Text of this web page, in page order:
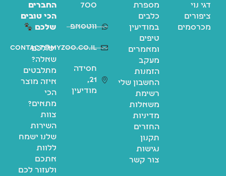
₪189
דגי נוי
ציפורים
מכרסמים
מספרת
כלבים
במודיעין
טיפים
ומאמרים
מעקב
הזמנות
החשבון שלי
רשימת
משאלות
מדיניות
החזרים
תקנון
נגישות
צור קשר
700
ווטסאפ
contact@myzoo.co.il
חסידה
21,
מודיעין
החברים
הכי טובים
שלכם
יש לכם
שאלה?
מתלבטים
איזה מוצר
הכי
מתאים?
צוות
השירות
שלנו ישמח
ללוות
אתכם
ולעזור לכם